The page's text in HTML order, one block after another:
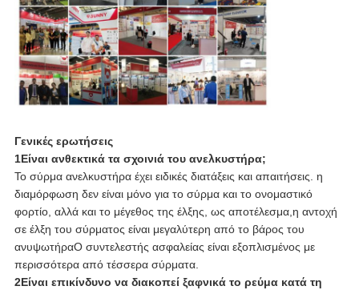
Γενικές ερωτήσεις
1Είναι ανθεκτικά τα σχοινιά του ανελκυστήρα;
Το σύρμα ανελκυστήρα έχει ειδικές διατάξεις και απαιτήσεις. η
διαμόρφωση δεν είναι μόνο για το σύρμα και το ονομαστικό
φορτίο, αλλά και το μέγεθος της έλξης, ως αποτέλεσμα,η αντοχή
σε έλξη του σύρματος είναι μεγαλύτερη από το βάρος του
ανυψωτήραΟ συντελεστής ασφαλείας είναι εξοπλισμένος με
περισσότερα από τέσσερα σύρματα.
2Είναι επικίνδυνο να διακοπεί ξαφνικά το ρεύμα κατά τη